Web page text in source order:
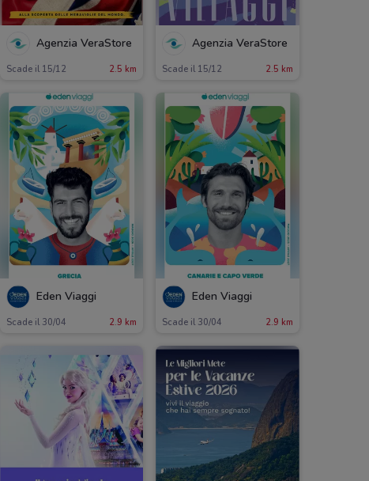
Agenzia VeraStore
Scade il 15/12 2.5 km
Agenzia VeraStore
Scade il 15/12 2.5 km
Eden Viaggi
Scade il 30/04 2.9 km
Eden Viaggi
Scade il 30/04 2.9 km